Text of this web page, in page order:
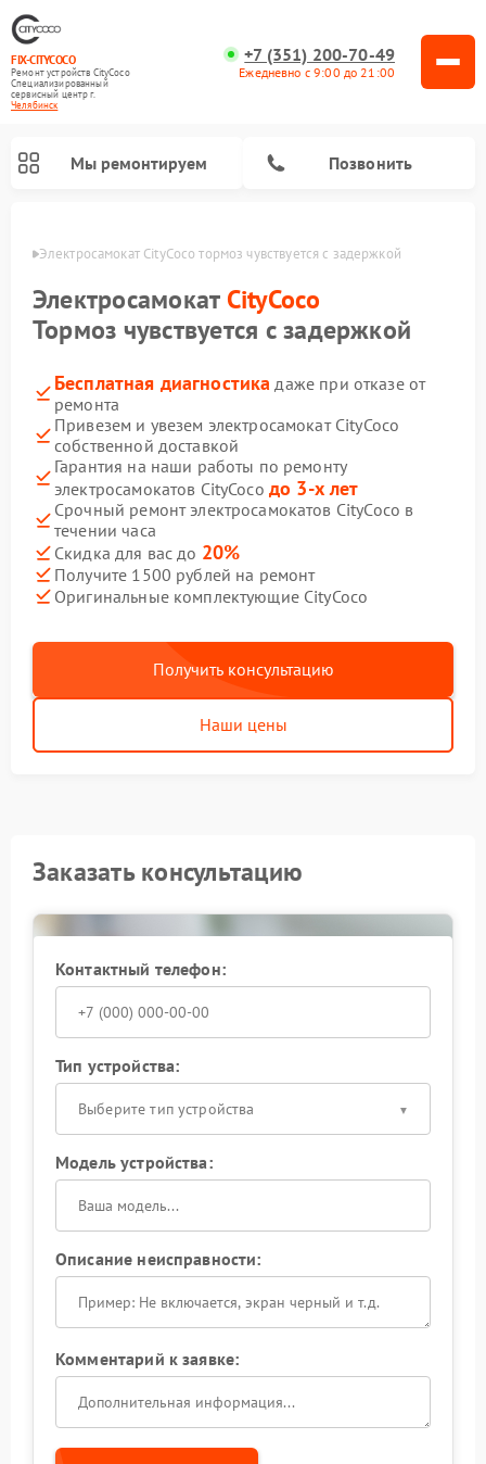
FIX-CITYCOCO
Ремонт устройств CityCoco
Специализированный
cервисный центр г.
Челябинск
+7 (351) 200-70-49
Ежедневно с 9:00 до 21:00
Мы ремонтируем Позвонить
Электросамокат CityCoco тормоз чувствуется с задержкой
Электросамокат CityCoco
Тормоз чувствуется с задержкой
Бесплатная диагностика даже при отказе от
ремонта
Привезем и увезем электросамокат CityCoco
собственной доставкой
Гарантия на наши работы по ремонту
электросамокатов CityCoco до 3-х лет
Срочный ремонт электросамокатов CityCoco в
течении часа
Скидка для вас до 20%
Получите 1500 рублей на ремонт
Оригинальные комплектующие CityCoco
Получить консультацию
Наши цены
Заказать консультацию
Контактный телефон:
Тип устройства:
Выберите тип устройства
Модель устройства:
Описание неисправности:
Комментарий к заявке: